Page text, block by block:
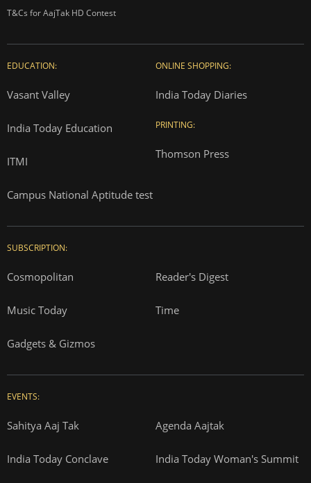
T&Cs for AajTak HD Contest
EDUCATION:
Vasant Valley
India Today Education
ITMI
Campus National Aptitude test
ONLINE SHOPPING:
India Today Diaries
PRINTING:
Thomson Press
SUBSCRIPTION:
Cosmopolitan Reader's Digest
Music Today Time
Gadgets & Gizmos
EVENTS:
Sahitya Aaj Tak Agenda Aajtak
India Today Conclave India Today Woman's Summit